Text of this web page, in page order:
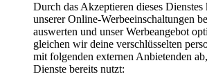
Durch das Akzeptieren dieses
unserer Online-Werbeeinschaltungen
auswerten und unser Werbeangebot
gleichen wir deine verschlüsselten
mit folgenden externen Anbietenden
Dienste bereits nutzt: